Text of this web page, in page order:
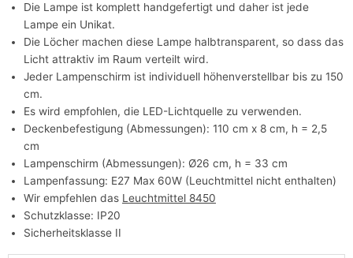
Die Lampe ist komplett handgefertigt und daher ist jede
Lampe ein Unikat.
Die Löcher machen diese Lampe halbtransparent, so dass das
Licht attraktiv im Raum verteilt wird.
Jeder Lampenschirm ist individuell höhenverstellbar bis zu 150
cm.
Es wird empfohlen, die LED-Lichtquelle zu verwenden.
Deckenbefestigung (Abmessungen): 110 cm x 8 cm, h = 2,5
cm
Lampenschirm (Abmessungen): Ø26 cm, h = 33 cm
Lampenfassung: E27 Max 60W (Leuchtmittel nicht enthalten)
Wir empfehlen das Leuchtmittel 8450
Schutzklasse: IP20
Sicherheitsklasse II